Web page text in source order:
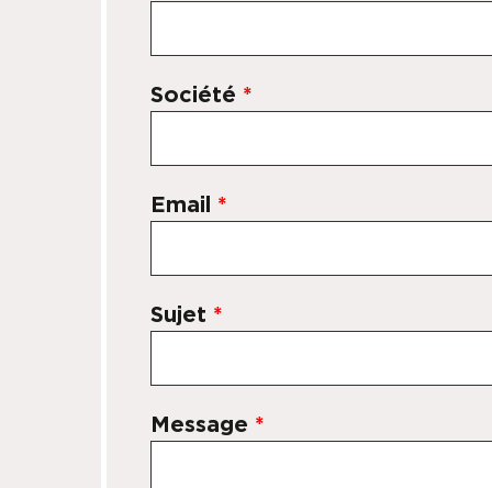
Société *
Email *
Sujet *
Message *